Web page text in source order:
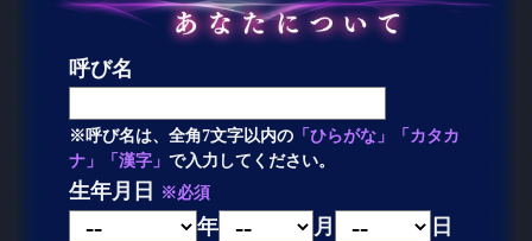
呼び名
※呼び名は、全角7文字以内の 「ひらがな」「カタカ
ナ」「漢字」で入力してください。
生年月日 ※必須
年 月
日